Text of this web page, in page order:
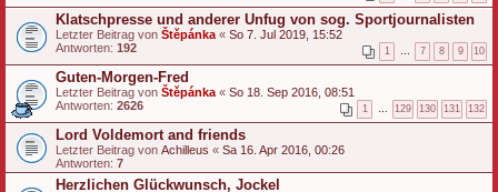
Klatschpresse und anderer Unfug von sog. Sportjournalisten
Letzter Beitrag von Štěpánka « So 7. Jul 2019, 15:52
Antworten: 192 1 7 8 9 10
Guten-Morgen-Fred
Letzter Beitrag von Štěpánka « So 18. Sep 2016, 08:51
Antworten: 2626 1 129 130 131 132
Lord Voldemort and friends
Letzter Beitrag von Achilleus « Sa 16. Apr 2016, 00:26
Antworten: 7
Herzlichen Glückwunsch, Jockel